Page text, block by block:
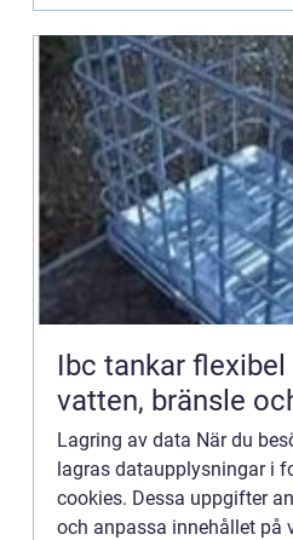
Ibc tankar flexibel lagring för
vatten, bränsle
Lagring av data När du
lagras dataupplysningar i
cookies. Dessa uppgifter
och anpassa innehållet på